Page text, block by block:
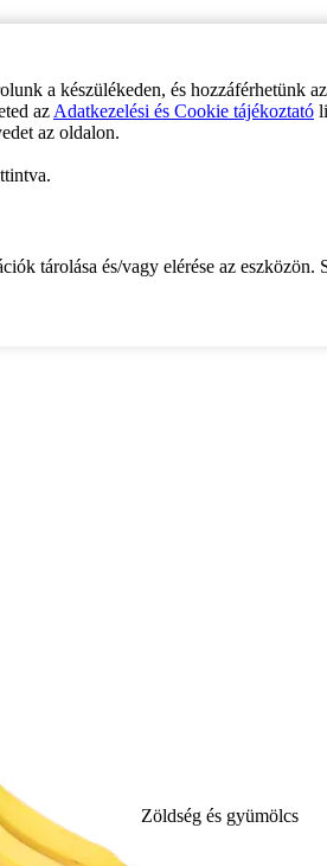
a készülékeden, és hozzáférhetünk
az Adatkezelési és Cookie tájékoztató
az oldalon.
tárolása és/vagy elérése az eszközön.
Zöldség és gyümölcs